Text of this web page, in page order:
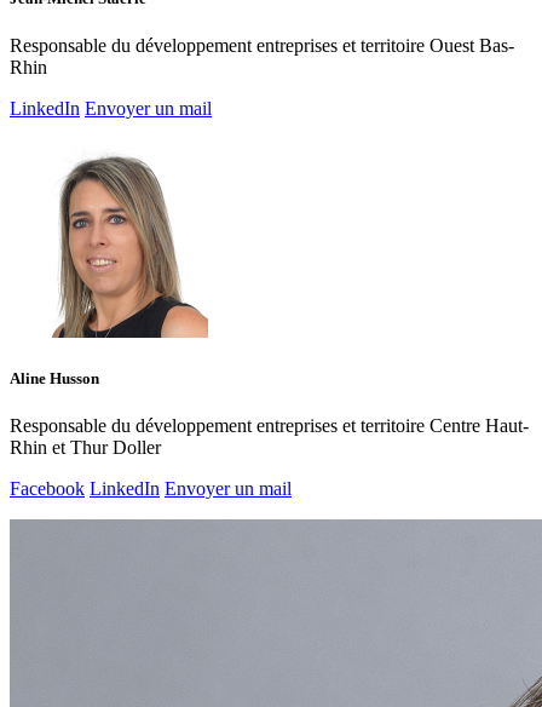
Responsable du développement entreprises et territoire Ouest Bas-
Rhin
LinkedIn Envoyer un mail
Aline Husson
Responsable du développement entreprises et territoire Centre Haut-
Rhin et Thur Doller
Facebook LinkedIn Envoyer un mail